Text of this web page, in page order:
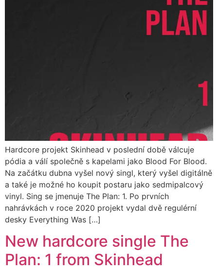
Hardcore projekt Skinhead v poslední době válcuje
pódia a válí společně s kapelami jako Blood For Blood.
Na začátku dubna vyšel nový singl, který vyšel digitálně
a také je možné ho koupit postaru jako sedmipalcový
vinyl. Sing se jmenuje The Plan: 1. Po prvních
nahrávkách v roce 2020 projekt vydal dvě regulérní
desky Everything Was […]
New hardcore single The
Plan: 1 from Skinhead